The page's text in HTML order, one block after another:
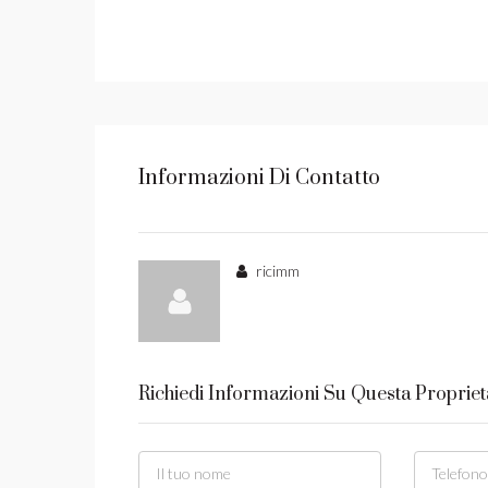
Informazioni Di Contatto
ricimm
Richiedi Informazioni Su Questa